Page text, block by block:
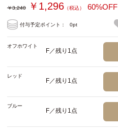
￥3,240 ￥1,296 （税込） 60%OFF
付与予定ポイント： 0pt
オフホワイト
F／残り1点
レッド
F／残り1点
ブルー
F／残り1点